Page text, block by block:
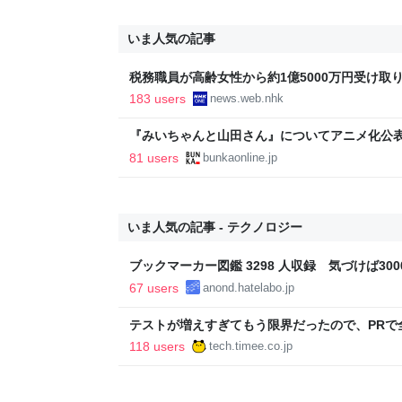
いま人気の記事
税務職員が高齢女性から約1億5000万円受け取
ス
183 users news.web.nhk
『みいちゃんと山田さん』についてアニメ化
光連載404
81 users bunkaonline.jp
いま人気の記事 - テクノロジー
ブックマーカー図鑑 3298 人収録 気づけば
67 users
anond.hatelabo.jp
テストが増えすぎてもう限界だったので、PR
Timee Product Team Blog
118 users tech.timee.co.jp